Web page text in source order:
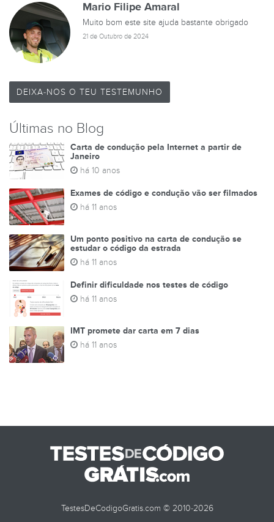
Mario Filipe Amaral
Muito bom este site ajuda bastante obrigado
21 de Outubro de 2024
DEIXA-NOS O TEU TESTEMUNHO
Últimas no Blog
Carta de condução pela Internet a partir de
Janeiro
há 10 anos
Exames de código e condução vão ser filmados
há 11 anos
Um ponto positivo na carta de condução se
estudar o código da estrada
há 11 anos
Definir dificuldade nos testes de código
há 11 anos
IMT promete dar carta em 7 dias
há 11 anos
TestesDeCodigoGratis.com © 2010-2026